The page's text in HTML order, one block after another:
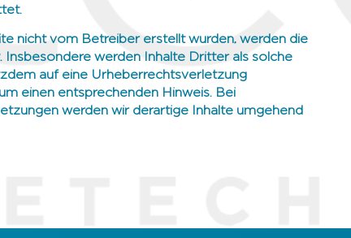
nicht vom Betreiber erstellt wurden, werden die
werden Inhalte Dritter als solche
auf eine Urheberrechtsverletzung
einen entsprechenden Hinweis. Bei
werden wir derartige Inhalte umgehend